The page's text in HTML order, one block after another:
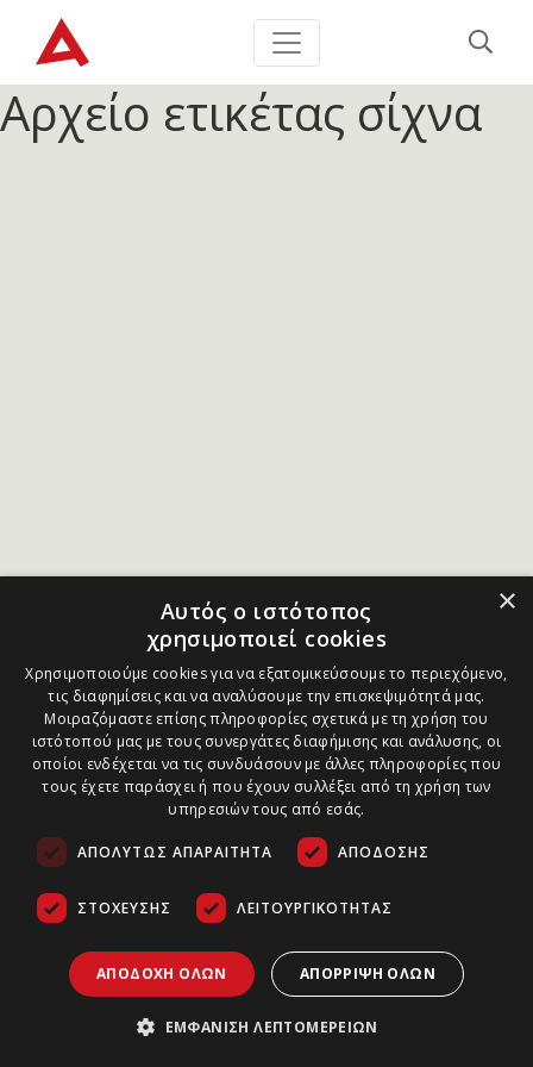
Αρχείο ετικέτας σίχνα
×
Αυτός ο ιστότοπος
χρησιμοποιεί cookies
Χρησιμοποιούμε cookies για να εξατομικεύσουμε το περιεχόμενο,
τις διαφημίσεις και να αναλύσουμε την επισκεψιμότητά μας.
Μοιραζόμαστε επίσης πληροφορίες σχετικά με τη χρήση του
ιστότοπού μας με τους συνεργάτες διαφήμισης και ανάλυσης, οι
οποίοι ενδέχεται να τις συνδυάσουν με άλλες πληροφορίες που
τους έχετε παράσχει ή που έχουν συλλέξει από τη χρήση των
υπηρεσιών τους από εσάς.
ΑΠΟΛΎΤΩΣ ΑΠΑΡΑΊΤΗΤΑ ΑΠΌΔΟΣΗΣ
ΣΤΌΧΕΥΣΗΣ ΛΕΙΤΟΥΡΓΙΚΌΤΗΤΑΣ
ΑΠΟΔΟΧΉ ΌΛΩΝ ΑΠΌΡΡΙΨΗ ΌΛΩΝ
ΕΜΦΆΝΙΣΗ ΛΕΠΤΟΜΕΡΕΙΏΝ